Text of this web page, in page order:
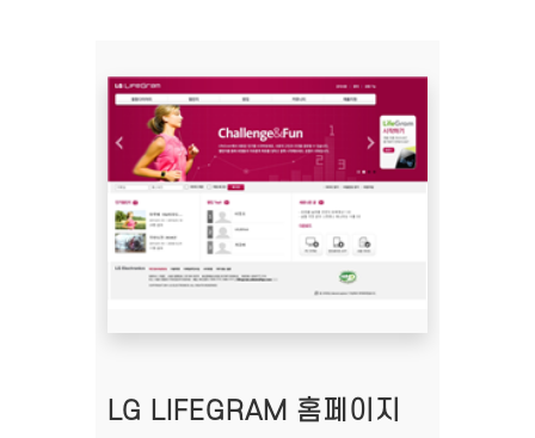
LG LIFEGRAM 홈페이지